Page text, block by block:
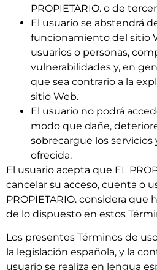
PROPIETARIO. o de
El usuario se abstendrá
funcionamiento del sitio
usuarios o personas,
vulnerabilidades y, en
que sea contrario a la
sitio Web.
El usuario no podrá
modo que dañe,
sobrecargue los servicios
ofrecida.
El usuario acepta que EL
cancelar su acceso, cuenta o
PROPIETARIO. considera que
de lo dispuesto en estos
Los presentes Términos de
la legislación española, y la
usuario se realiza en lengua